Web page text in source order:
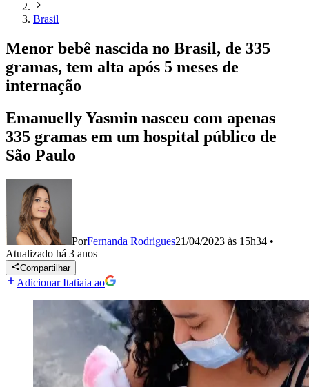
Brasil
Menor bebê nascida no Brasil, de 335
gramas, tem alta após 5 meses de
internação
Emanuelly Yasmin nasceu com apenas
335 gramas em um hospital público de
São Paulo
PorFernanda Rodrigues21/04/2023 às 15h34 •
Atualizado há 3 anos
Compartilhar
Adicionar Itatiaia ao